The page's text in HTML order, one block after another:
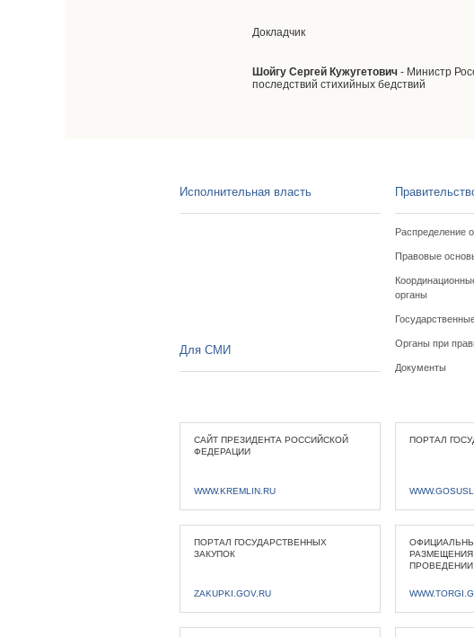
Докладчик
Шойгу Сергей Кужугетович - Министр
последствий стихийных бедствий
Исполнительная власть
Распределение
Правовые
органы
Органы при
Документы
Для СМИ
САЙТ ПРЕЗИДЕНТА РОССИЙСКОЙ
ФЕДЕРАЦИИ
WWW.KREMLIN.RU
ПОРТАЛ
ПОРТАЛ ГОСУДАРСТВЕННЫХ
ЗАКУПОК
ZAKUPKI.GOV.RU
ПРОВЕДЕНИИ